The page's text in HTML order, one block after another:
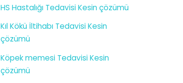
HS Hastalığı Tedavisi Kesin çözümü
Kıl Kökü İltihabı Tedavisi Kesin
çözümü
Köpek memesi Tedavisi Kesin
çözümü